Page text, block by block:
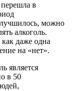
перешла в
можно
алкоголь.
как даже одна
на «нет».
является
в 50